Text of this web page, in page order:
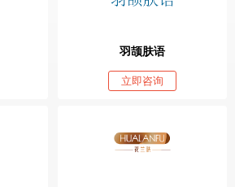
羽颉肤语
立即咨询